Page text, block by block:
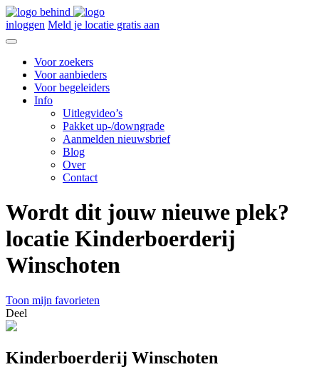
inloggen Meld je locatie gratis aan
Voor zoekers
Voor aanbieders
Voor begeleiders
Info
Uitlegvideo’s
Pakket up-/downgrade
Aanmelden nieuwsbrief
Blog
Over
Contact
Wordt dit jouw nieuwe plek?
locatie Kinderboerderij
Winschoten
Toon mijn favorieten
Deel
Kinderboerderij Winschoten